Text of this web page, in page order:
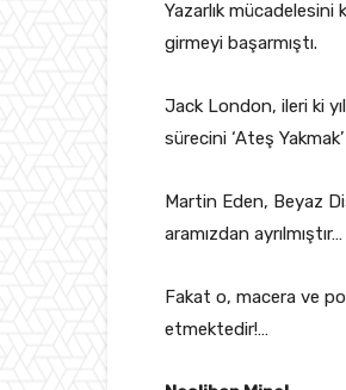
Yazarlık
girmeyi başarmıştı.
Jack London, ileri ki
sürecini ‘Ateş
Martin Eden, Beyaz
aramızdan ayrılmıştır…
Fakat o, macera ve
etmektedir!…